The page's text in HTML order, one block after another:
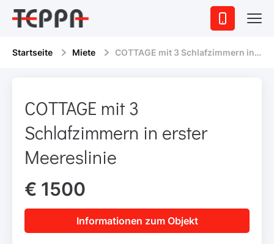
Startseite Miete COTTAGE mit 3 Schlafzimmern in erster Meereslinie
COTTAGE mit 3
Schlafzimmern in erster
Meereslinie
€ 1500
Informationen zum Objekt